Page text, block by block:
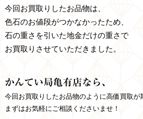
今回お買取りしたお品物は、
色石のお値段がつかなかったため、
石の重さを引いた地金だけの重さで
お買取りさせていただきました。
かんてい局亀有店なら、
今回お買取りしたお品物のように高価買取が
まずはお気軽にご相談くださいませ！